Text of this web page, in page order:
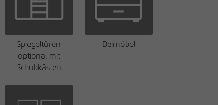
Spiegeltüren
optional mit
Schubkästen
Beimöbel